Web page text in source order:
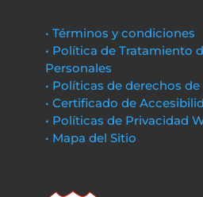
• Términos y condiciones
• Política de Tratamiento
Personales
• Políticas de derechos
• Certificado de
• Políticas de Privacidad
• Mapa del Sitio